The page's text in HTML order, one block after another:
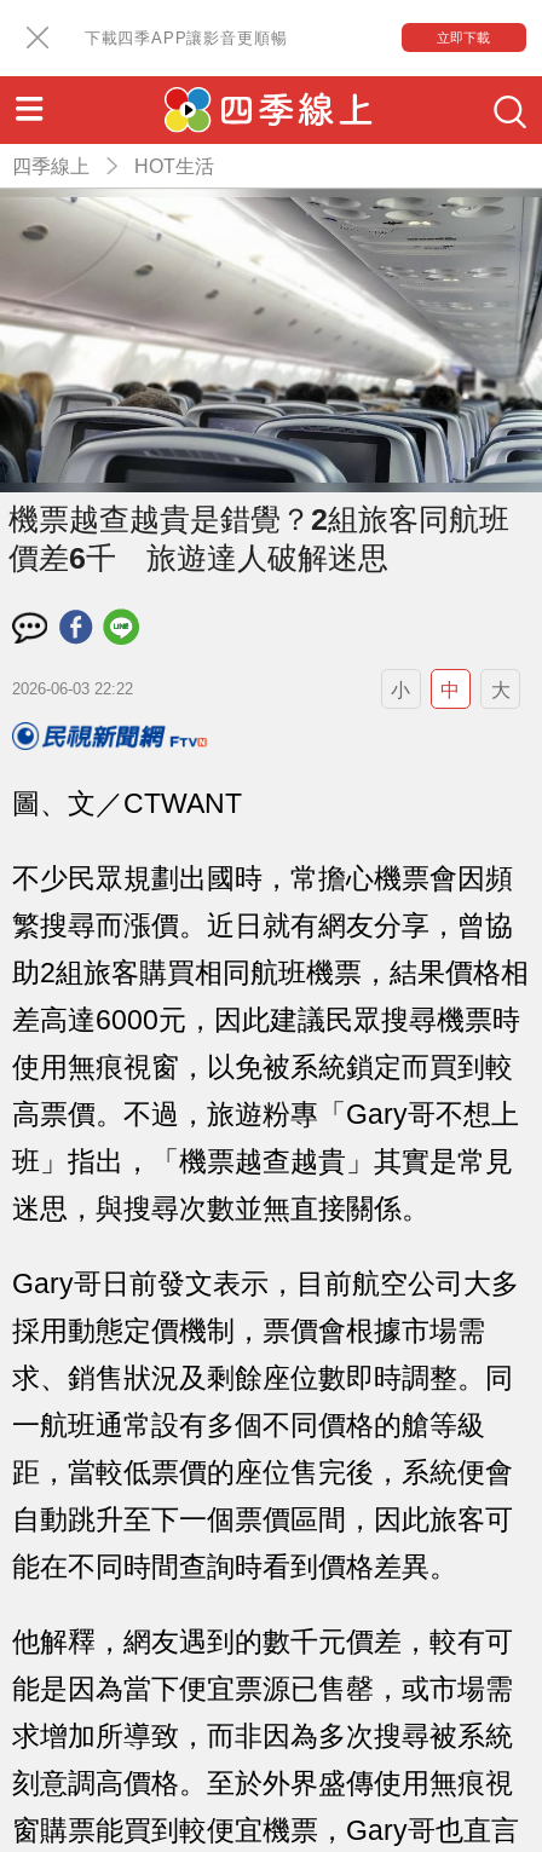
下載四季APP讓影音更順暢 立即下載
四季線上 HOT生活
機票越查越貴是錯覺？2組旅客同航班
價差6千 旅遊達人破解迷思
2026-06-03 22:22 小 中 大
圖、文／CTWANT
不少民眾規劃出國時，常擔心機票會因頻
繁搜尋而漲價。近日就有網友分享，曾協
助2組旅客購買相同航班機票，結果價格相
差高達6000元，因此建議民眾搜尋機票時
使用無痕視窗，以免被系統鎖定而買到較
高票價。不過，旅遊粉專「Gary哥不想上
班」指出，「機票越查越貴」其實是常見
迷思，與搜尋次數並無直接關係。
Gary哥日前發文表示，目前航空公司大多
採用動態定價機制，票價會根據市場需
求、銷售狀況及剩餘座位數即時調整。同
一航班通常設有多個不同價格的艙等級
距，當較低票價的座位售完後，系統便會
自動跳升至下一個票價區間，因此旅客可
能在不同時間查詢時看到價格差異。
他解釋，網友遇到的數千元價差，較有可
能是因為當下便宜票源已售罄，或市場需
求增加所導致，而非因為多次搜尋被系統
刻意調高價格。至於外界盛傳使用無痕視
窗購票能買到較便宜機票，Gary哥也直言